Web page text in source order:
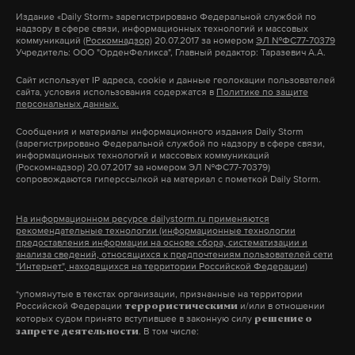
«Творим добро — помощь СВО». Несколько групп
ежедневно плетут маскировочные сети, делают
нашлемники и камуфляжные костюмы «Леший».
В Филимонковском районе работает группа
Буряк рассказала, что за полгода передано почти
500 килограммов медикаментов, изготовлено
более 150 маскировочных сетей. Одному из бойцов
за один день закрыт сбор средств на покупку
металлической бытовки.
«Это в очередной раз доказывает, что наша
помощь нужна и солдаты ее ждут», —
подчеркнула Буряк.
Издание «Daily Storm» зарегистрировано Федеральной службой по
надзору в сфере связи, информационных технологий и массовых
коммуникаций (Роскомнадзор) 20.07.2017 за номером ЭЛ №ФС77-70379
Учредитель: ООО "ОрденФеликса", Главный редактор: Таразевич А.А.
Сайт использует IP адреса, cookie и данные геолокации пользователей
сайта, условия использования содержатся в Политике по защите
персональных данных.
Сообщения и материалы информационного издания Daily Storm
(зарегистрировано Федеральной службой по надзору в сфере связи,
информационных технологий и массовых коммуникаций
(Роскомнадзор) 20.07.2017 за номером ЭЛ №ФС77-70379)
сопровождаются гиперссылкой на материал с пометкой Daily Storm.
На информационном ресурсе dailystorm.ru применяются
рекомендательные технологии (информационные технологии
предоставления информации на основе сбора, систематизации и
анализа сведений, относящихся к предпочтениям пользователей сети
"Интернет", находящихся на территории Российской Федерации)
*упомянутые в текстах организации, признанные на территории
Российской Федерации террористическими и/или в отношении
которых судом принято вступившее в законную силу решение о
запрете деятельности. В том числе: